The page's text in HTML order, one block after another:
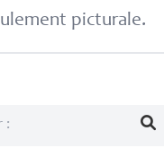
picturale.